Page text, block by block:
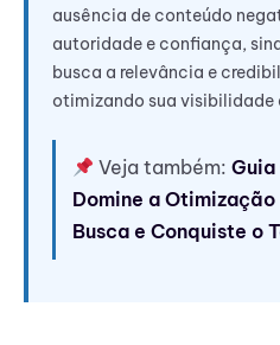
ausência de conteúdo
autoridade e confiança,
busca a relevância e
otimizando sua visibilidade
Veja também:Guia
Domine a
Busca e Conquiste o